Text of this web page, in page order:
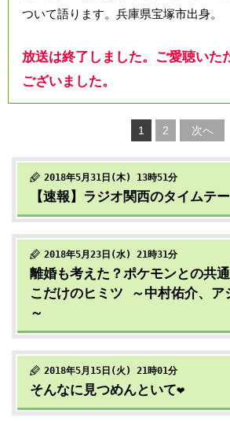
ついて語ります。兵庫県宝塚市出身。
放送は終了しました。ご愛聴いた
ございました。
1 2 次へ
2018年5月31日(木) 13時51分
【速報】ラジオ関西のタイムテ
2018年5月23日(水) 21時31分
離婚も考えた？ポケモンとの共
こだけのヒミツ ～中村佑介、ア
～
2018年5月15日(火) 21時01分
そんなに見つめんといて❤️